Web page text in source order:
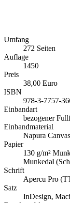
Umfang
272 Seiten
Auflage
1450
Preis
38,00 Euro
ISBN
978-3-7757-
Einbandart
bezogener
Einbandmaterial
Napura
Papier
130 g/m²
Munkedal
Schrift
Apercu Pro
Satz
InDesign,